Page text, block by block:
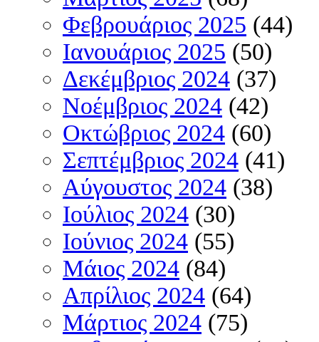
Φεβρουάριος 2025 (44)
Ιανουάριος 2025 (50)
Δεκέμβριος 2024 (37)
Νοέμβριος 2024 (42)
Οκτώβριος 2024 (60)
Σεπτέμβριος 2024 (41)
Αύγουστος 2024 (38)
Ιούλιος 2024 (30)
Ιούνιος 2024 (55)
Μάιος 2024 (84)
Απρίλιος 2024 (64)
Μάρτιος 2024 (75)